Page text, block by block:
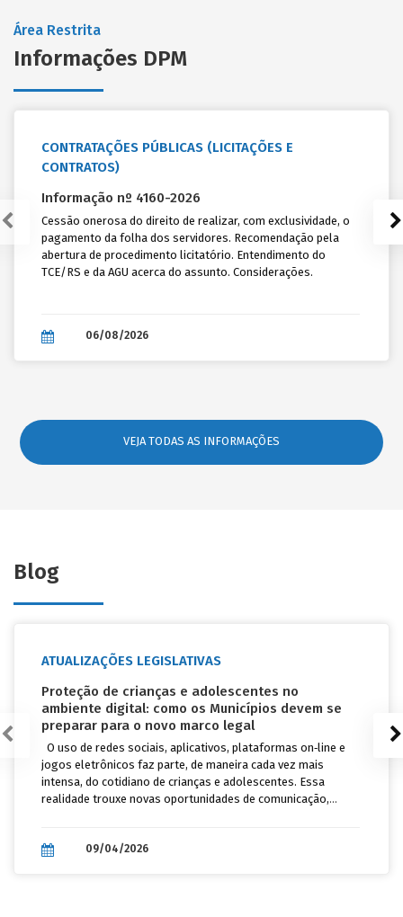
Família e do Cadastro Único
Cleusa Kereski
Início: 19/08/2026
Fim: 19/08/2026
Conheça todos os cursos
Área Restrita
Informações DPM
CONTRATAÇÕES PÚBLICAS (LICITAÇÕES E
CONTRATOS)
Informação nº 4160-2026
Cessão onerosa do direito de realizar, com exclusividade, o
pagamento da folha dos servidores. Recomendação pela
abertura de procedimento licitatório. Entendimento do
TCE/RS e da AGU acerca do assunto. Considerações.
06/08/2026
VEJA TODAS AS INFORMAÇÕES
Blog
ATUALIZAÇÕES LEGISLATIVAS
Proteção de crianças e adolescentes no
ambiente digital: como os Municípios devem se
preparar para o novo marco legal
O uso de redes sociais, aplicativos, plataformas on‑line e
jogos eletrônicos faz parte, de maneira cada vez mais
intensa, do cotidiano de crianças e adolescentes. Essa
realidade trouxe novas oportunidades de comunicação,
09/04/2026